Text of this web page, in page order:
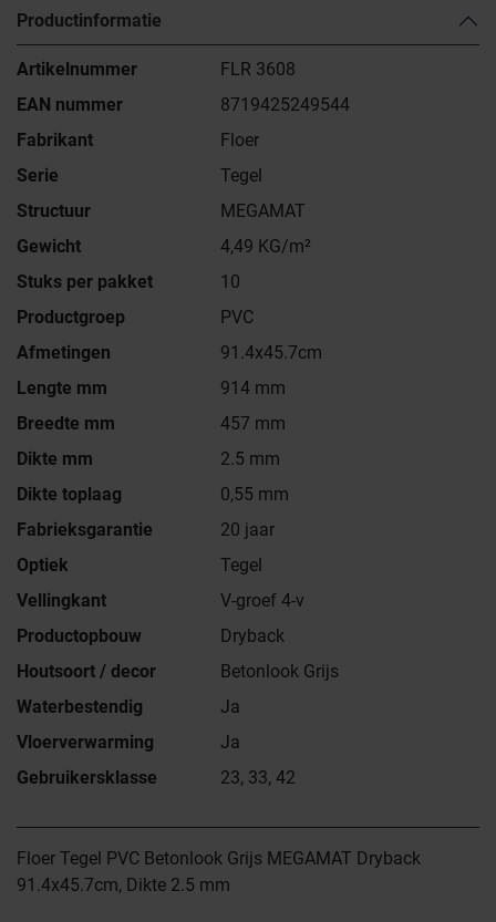
Productinformatie
Artikelnummer
FLR 3608
EAN nummer
8719425249544
Fabrikant
Floer
Serie
Tegel
Structuur
MEGAMAT
Gewicht
4,49 KG/m²
Stuks per pakket
10
Productgroep
PVC
Afmetingen
91.4x45.7cm
Lengte mm
914 mm
Breedte mm
457 mm
Dikte mm
2.5 mm
Dikte toplaag
0,55 mm
Fabrieksgarantie
20 jaar
Optiek
Tegel
Vellingkant
V-groef 4-v
Productopbouw
Dryback
Houtsoort / decor
Betonlook Grijs
Waterbestendig
Ja
Vloerverwarming
Ja
Gebruikersklasse
23, 33, 42
Floer Tegel PVC Betonlook Grijs MEGAMAT Dryback
91.4x45.7cm, Dikte 2.5 mm